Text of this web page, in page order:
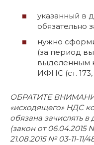
указанный в
обязательно
нужно
(за период
выделенным
ИФНС (ст.
ОБРАТИТЕ
«исходящего» НДС
обязана зачислять
(закон от
21.08.2015 № 03-11-